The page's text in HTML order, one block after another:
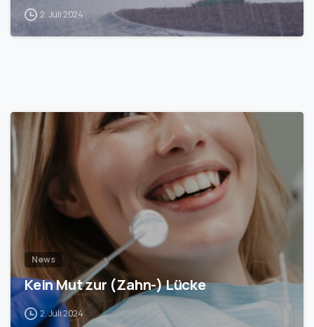
2. Juli 2024
News
Kein Mut zur (Zahn-) Lücke
2. Juli 2024